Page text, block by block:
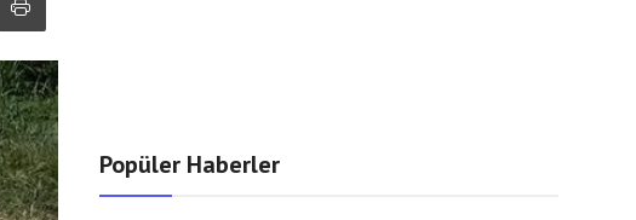
Popüler Haberler